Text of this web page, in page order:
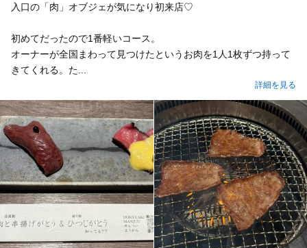
入口の「肉」オブジェが気になり初来店♡
初めてだったので1番軽いコース。
オーナーが全国まわって見つけたというお肉を1人1枚ずつ持って
きてくれる。た...
詳細を見る